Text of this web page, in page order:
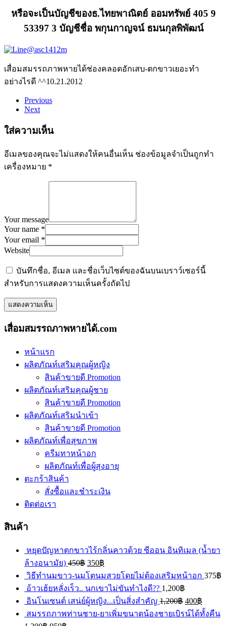
หรือจะเป็นบัญชีของธ.ไทยพาณิตย์ ออมทรัพย์ 405 9
53397 3 บัญชีชื่อ พกุนกาญจน์ ธมนกุลพิพัฒน์
เสื่อมสมรรถภาพหายได้ช่องคลอดอักเสบ-ตกขาวเยอะทำ
อย่างไรดี ^^10.21.2012
Previous
Next
ใส่ความเห็น
อีเมลของคุณจะไม่แสดงให้คนอื่นเห็น ช่องข้อมูลจำเป็นถูกทำ
เครื่องหมาย *
Your message
Your name *
Your email *
Website
บันทึกชื่อ, อีเมล และชื่อเว็บไซต์ของฉันบนเบราว์เซอร์นี้
สำหรับการแสดงความเห็นครั้งถัดไป
เสื่อมสมรรถภาพหายได้.com
หน้าแรก
ผลิตภัณท์เสริมคุณผู้หญิง
สินค้าขายดี Promotion
ผลิตภัณท์เสริมคุณผู้ชาย
สินค้าขายดี Promotion
ผลิตภัณท์เสริมนำเข้า
สินค้าขายดี Promotion
ผลิตภัณท์เพื่อสุขภาพ
ครีมทาหน้าอก
ผลิตภัณท์เพื่อผู้สุงอายุ
ตะกร้าสินค้า
สั่งซื้อและชำระเงิน
ติดต่อเรา
สินค้า
หยุดปัญหาตกขาวไร้กลิ่นคาวด้วย ซีออน อินทิเมล (น้ำยา
ล้างอนามัย) 450฿ 350฿
วิธีทำนมขาว-นมโตนมสวยโดยไม่ต้องเสริมหน้าอก 375฿
อ้าวเฮ้ยหลั่งเร็ว.. นกเขาไม่ขันทำไงดี?? 1,200฿
อินโนเซนต์ เสน่ย์ผู้หญิง...เป็นสิ่งสำคัญ 1,200฿ 400฿
สมรรถภาพท่านชาย-ยาเพิ่มขนาดน้องชายเบิรน์ได้ทั้งคืน